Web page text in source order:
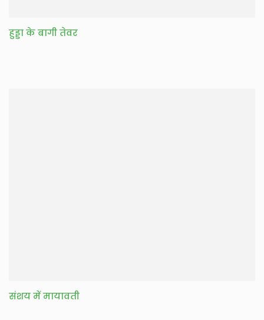
हुड्डा के बागी तेवर
संशय में मायावती